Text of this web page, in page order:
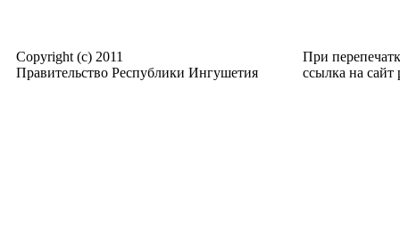
Copyright (c) 2011
Правительство Республики Ингушетия
При
ссылка на сайт